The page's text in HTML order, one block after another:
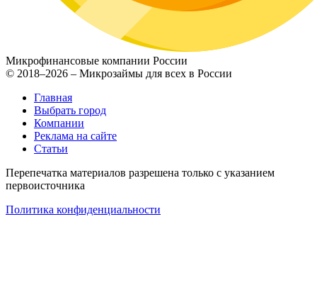
Микрофинансовые компании России
© 2018–2026 – Микрозаймы для всех в России
Главная
Выбрать город
Компании
Реклама на сайте
Статьи
Перепечатка материалов разрешена только с указанием
первоисточника
Политика конфиденциальности